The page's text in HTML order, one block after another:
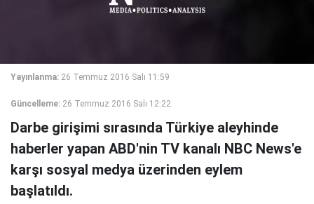
Yayınlanma: 26 Temmuz 2016 Salı 11:59
Güncelleme: 26 Temmuz 2016 Salı 12:22
Darbe girişimi sırasında Türkiye aleyhinde
haberler yapan ABD'nin TV kanalı NBC News'e
karşı sosyal medya üzerinden eylem
başlatıldı.